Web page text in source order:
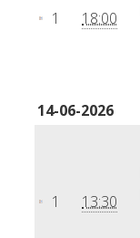
1 18:00
14-06-2026
1 13:30